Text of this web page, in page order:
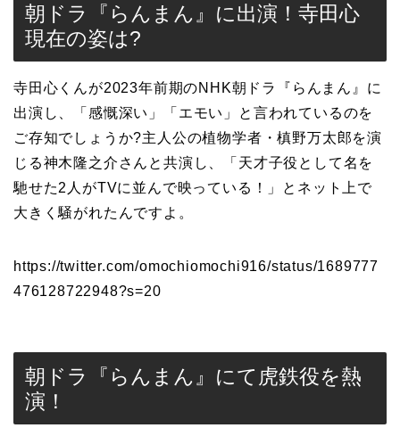
朝ドラ『らんまん』に出演！寺田心
現在の姿は?
寺田心くんが2023年前期のNHK朝ドラ『らんまん』に
出演し、「感慨深い」「エモい」と言われているのを
ご存知でしょうか?主人公の植物学者・槙野万太郎を演
じる神木隆之介さんと共演し、「天才子役として名を
馳せた2人がTVに並んで映っている！」とネット上で
大きく騒がれたんですよ。
https://twitter.com/omochiomochi916/status/1689777
476128722948?s=20
朝ドラ『らんまん』にて虎鉄役を熱
演！